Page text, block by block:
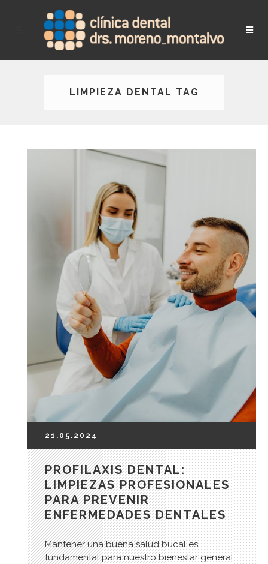
LIMPIEZA DENTAL TAG
21.05.2024
PROFILAXIS DENTAL:
LIMPIEZAS PROFESIONALES
PARA PREVENIR
ENFERMEDADES DENTALES
Mantener una buena salud bucal es
fundamental para nuestro bienestar general.